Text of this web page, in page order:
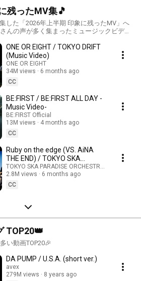
残ったMV集🎵
した「2026年上半期 印象に残ったMV」へ
んの声が多く集まったミュージックビデオ
ONE OR EIGHT / TOKYO DRIFT
(Music Video)
ONE OR EIGHT
34M views
6 months ago
CC
BE:FIRST / BE:FIRST ALL DAY -
Music Video-
BE:FIRST Official
13M views
4 months ago
CC
Ruby on the edge (VS. AiNA
THE END) / TOKYO SKA
PARADISE ORCHESTRA
TOKYO SKA PARADISE ORCHESTRA OFFICIAL
2.8M views
6 months ago
CC
TOP20👑
い動画TOP20🎉
DA PUMP / U.S.A. (short ver.)
avex
279M views
8 years ago